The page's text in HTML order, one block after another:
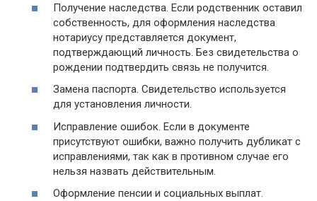
Получение наследства. Если родственник оставил
собственность, для оформления наследства
нотариусу представляется документ,
подтверждающий личность. Без свидетельства о
рождении подтвердить связь не получится.
Замена паспорта. Свидетельство используется
для установления личности.
Исправление ошибок. Если в документе
присутствуют ошибки, важно получить дубликат с
исправлениями, так как в противном случае его
нельзя назвать действительным.
Оформление пенсии и социальных выплат.